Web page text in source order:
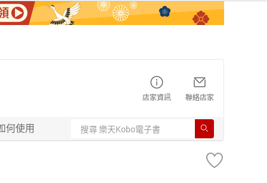
店家資訊 聯絡店家
何使用